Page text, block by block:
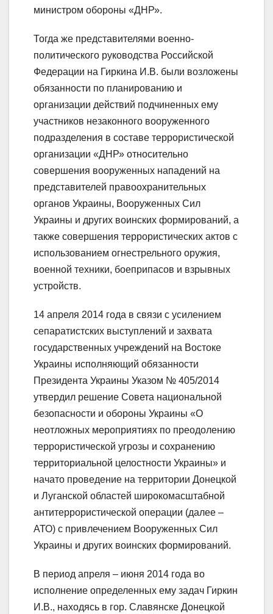
министром обороны «ДНР».
Тогда же представителями военно-
политического руководства Российской
Федерации на Гиркина И.В. были возложены
обязанности по планированию и
организации действий подчиненных ему
участников незаконного вооруженного
подразделения в составе террористической
организации «ДНР» относительно
совершения вооруженных нападений на
представителей правоохранительных
органов Украины, Вооруженных Сил
Украины и других воинских формирований, а
также совершения террористических актов с
использованием огнестрельного оружия,
военной техники, боеприпасов и взрывных
устройств.
14 апреля 2014 года в связи с усилением
сепаратистских выступлений и захвата
государственных учреждений на Востоке
Украины исполняющий обязанности
Президента Украины Указом № 405/2014
утвердил решение Совета национальной
безопасности и обороны Украины «О
неотложных мероприятиях по преодолению
террористической угрозы и сохранению
территориальной целостности Украины» и
начато проведение на территории Донецкой
и Луганской областей широкомасштабной
антитеррористической операции (далее –
АТО) с привлечением Вооруженных Сил
Украины и других воинских формирований.
В период апреля – июня 2014 года во
исполнение определенных ему задач Гиркин
И.В., находясь в гор. Славянске Донецкой